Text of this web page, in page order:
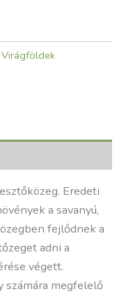
Virágföldek
Eredeti
a savanyú,
fejlődnek a
adni a
végett.
számára megfelelő